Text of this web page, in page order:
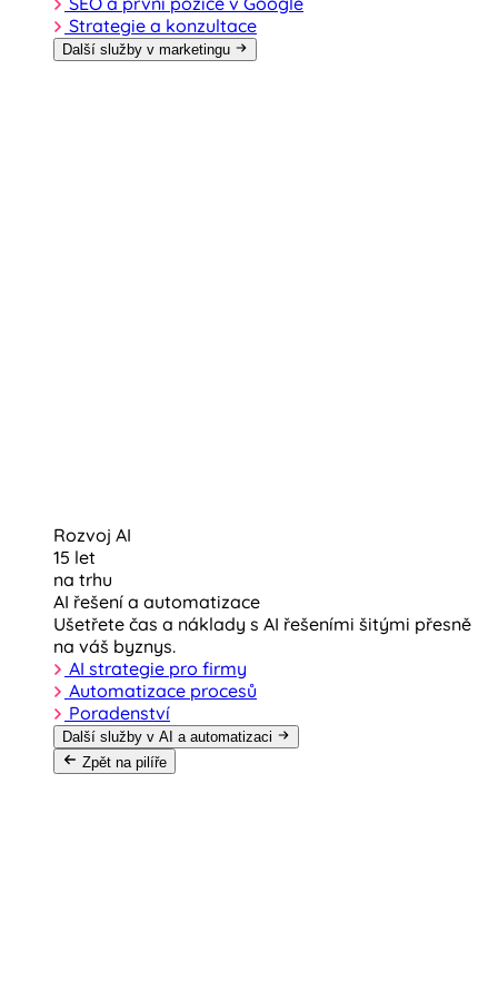
Strategie a konzultace
Další služby v marketingu
Rozvoj AI
15 let
na trhu
AI řešení a automatizace
Ušetřete čas a náklady s AI řešeními šitými přesně
na váš byznys.
AI strategie pro firmy
Automatizace procesů
Poradenství
Další služby v AI a automatizaci
Zpět na pilíře